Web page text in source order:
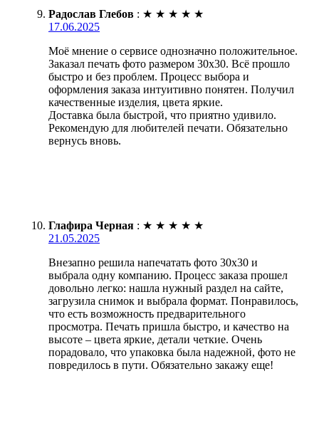
Радослав Глебов : ★ ★ ★ ★ ★
17.06.2025
Моё мнение о сервисе однозначно положительное.
Заказал печать фото размером 30х30. Всё прошло
быстро и без проблем. Процесс выбора и
оформления заказа интуитивно понятен. Получил
качественные изделия, цвета яркие.
Доставка была быстрой, что приятно удивило.
Рекомендую для любителей печати. Обязательно
вернусь вновь.
Глафира Черная : ★ ★ ★ ★ ★
21.05.2025
Внезапно решила напечатать фото 30х30 и
выбрала одну компанию. Процесс заказа прошел
довольно легко: нашла нужный раздел на сайте,
загрузила снимок и выбрала формат. Понравилось,
что есть возможность предварительного
просмотра. Печать пришла быстро, и качество на
высоте – цвета яркие, детали четкие. Очень
порадовало, что упаковка была надежной, фото не
повредилось в пути. Обязательно закажу еще!